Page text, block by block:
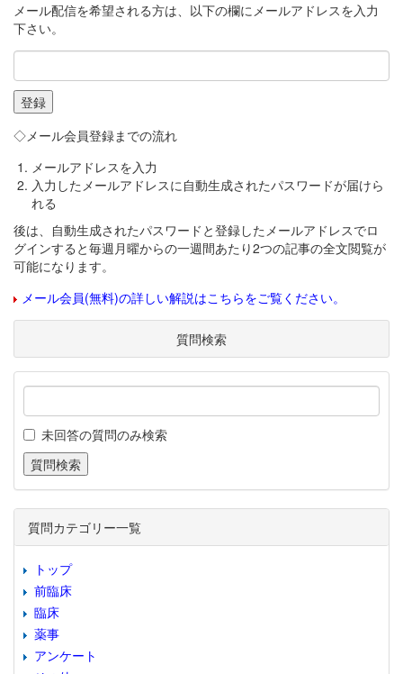
メール配信を希望される方は、以下の欄にメールアドレスを入力
下さい。
◇メール会員登録までの流れ
メールアドレスを入力
入力したメールアドレスに自動生成されたパスワードが届けら
れる
後は、自動生成されたパスワードと登録したメールアドレスでロ
グインすると毎週月曜からの一週間あたり2つの記事の全文閲覧が
可能になります。
メール会員(無料)の詳しい解説はこちらをご覧ください。
質問検索
未回答の質問のみ検索
質問カテゴリー一覧
トップ
前臨床
臨床
薬事
アンケート